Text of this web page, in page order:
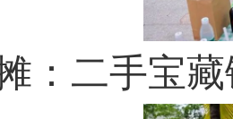
：二手宝